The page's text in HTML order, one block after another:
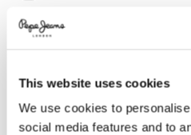
This website uses cookies
We use cookies to
social media features and to
SÉLECTIONNEZ LA TAILLE:
Guide des tailles